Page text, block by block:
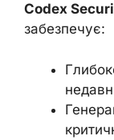
Codex
забезпечує: